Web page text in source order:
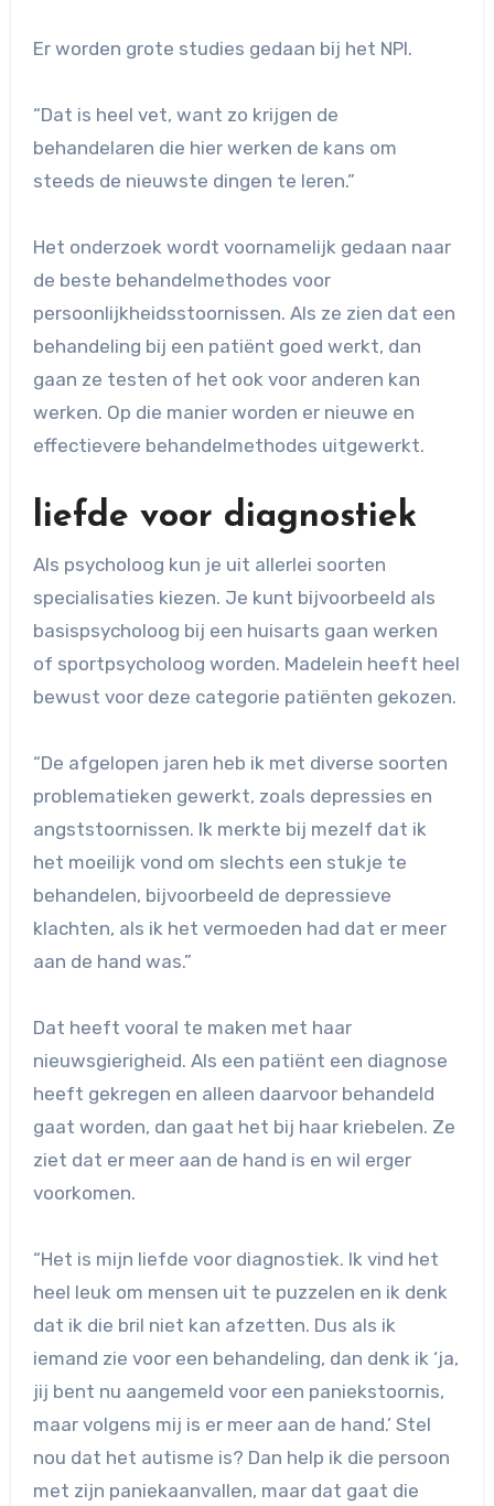
Er worden grote studies gedaan bij het NPI.
“Dat is heel vet, want zo krijgen de
behandelaren die hier werken de kans om
steeds de nieuwste dingen te leren.”
Het onderzoek wordt voornamelijk gedaan naar
de beste behandelmethodes voor
persoonlijkheidsstoornissen. Als ze zien dat een
behandeling bij een patiënt goed werkt, dan
gaan ze testen of het ook voor anderen kan
werken. Op die manier worden er nieuwe en
effectievere behandelmethodes uitgewerkt.
liefde voor diagnostiek
Als psycholoog kun je uit allerlei soorten
specialisaties kiezen. Je kunt bijvoorbeeld als
basispsycholoog bij een huisarts gaan werken
of sportpsycholoog worden. Madelein heeft heel
bewust voor deze categorie patiënten gekozen.
“De afgelopen jaren heb ik met diverse soorten
problematieken gewerkt, zoals depressies en
angststoornissen. Ik merkte bij mezelf dat ik
het moeilijk vond om slechts een stukje te
behandelen, bijvoorbeeld de depressieve
klachten, als ik het vermoeden had dat er meer
aan de hand was.”
Dat heeft vooral te maken met haar
nieuwsgierigheid. Als een patiënt een diagnose
heeft gekregen en alleen daarvoor behandeld
gaat worden, dan gaat het bij haar kriebelen. Ze
ziet dat er meer aan de hand is en wil erger
voorkomen.
“Het is mijn liefde voor diagnostiek. Ik vind het
heel leuk om mensen uit te puzzelen en ik denk
dat ik die bril niet kan afzetten. Dus als ik
iemand zie voor een behandeling, dan denk ik ‘ja,
jij bent nu aangemeld voor een paniekstoornis,
maar volgens mij is er meer aan de hand.’ Stel
nou dat het autisme is? Dan help ik die persoon
met zijn paniekaanvallen, maar dat gaat die